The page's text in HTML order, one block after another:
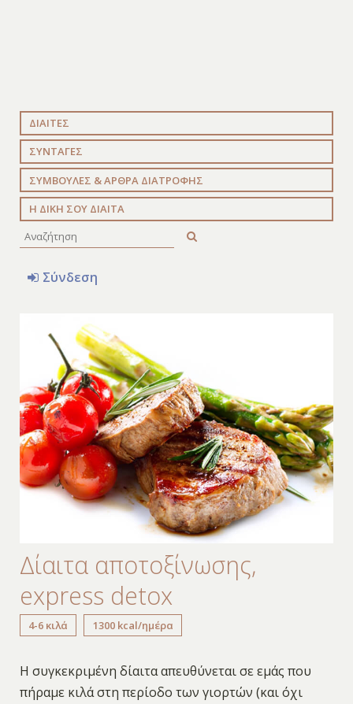
ΔΙΑΙΤΕΣ
ΣΥΝΤΑΓΕΣ
ΣΥΜΒΟΥΛΕΣ & ΑΡΘΡΑ ΔΙΑΤΡΟΦΗΣ
Η ΔΙΚΗ ΣΟΥ ΔΙΑΙΤΑ
Σύνδεση
Δίαιτα αποτοξίνωσης,
express detox
4-6 κιλά 1300 kcal/ημέρα
Η συγκεκριμένη δίαιτα απευθύνεται σε εμάς που
πήραμε κιλά στη περίοδο των γιορτών (και όχι